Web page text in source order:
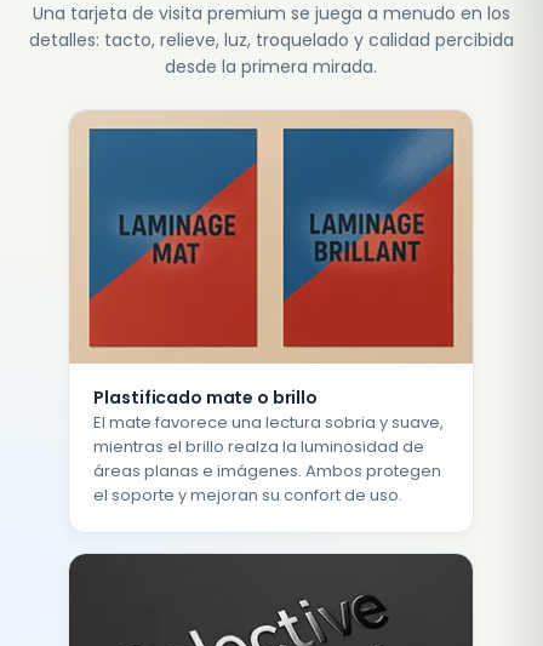
Una tarjeta de visita premium se juega a menudo en los
detalles: tacto, relieve, luz, troquelado y calidad percibida
desde la primera mirada.
Plastificado mate o brillo
El mate favorece una lectura sobria y suave,
mientras el brillo realza la luminosidad de
áreas planas e imágenes. Ambos protegen
el soporte y mejoran su confort de uso.